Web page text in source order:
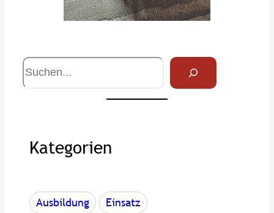
S
u
Kategorien
Ausbildung Einsatz